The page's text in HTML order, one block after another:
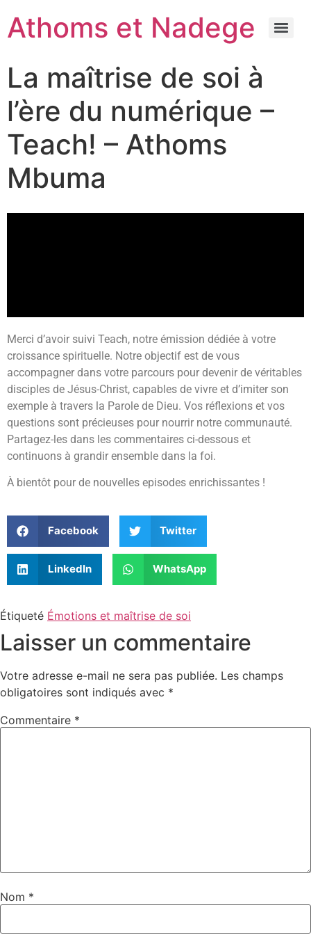
Athoms et Nadege
La maîtrise de soi à
l’ère du numérique –
Teach! – Athoms
Mbuma
Merci d’avoir suivi Teach, notre émission dédiée à votre
croissance spirituelle. Notre objectif est de vous
accompagner dans votre parcours pour devenir de véritables
disciples de Jésus-Christ, capables de vivre et d’imiter son
exemple à travers la Parole de Dieu. Vos réflexions et vos
questions sont précieuses pour nourrir notre communauté.
Partagez-les dans les commentaires ci-dessous et
continuons à grandir ensemble dans la foi.
À bientôt pour de nouvelles episodes enrichissantes !
Facebook Twitter
LinkedIn WhatsApp
Étiqueté Émotions et maîtrise de soi
Laisser un commentaire
Votre adresse e-mail ne sera pas publiée. Les champs
obligatoires sont indiqués avec *
Commentaire *
Nom *